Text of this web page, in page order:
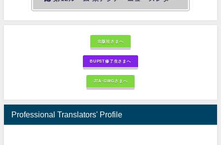
出版社さまへ
BUPST修了生さまへ
JTA-GWGさまへ
Professional Translators' Profile